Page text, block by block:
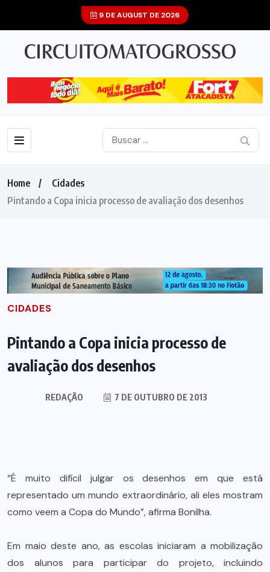
9 DE AUGUST DE 2026
Home
Cidades
Pintando a Copa inicia processo de avaliação dos desenhos
CIDADES
Pintando a Copa inicia processo de
avaliação dos desenhos
REDAÇÃO 7 DE OUTUBRO DE 2013
“É muito difícil julgar os desenhos em que está
representado um mundo extraordinário, ali eles mostram
como veem a Copa do Mundo”, afirma Bonilha.
Em maio deste ano, as escolas iniciaram a mobilização
dos alunos para participar do projeto, incluindo